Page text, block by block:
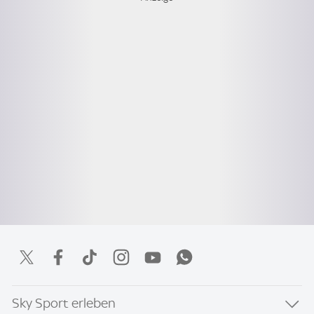
Sky Sport erleben